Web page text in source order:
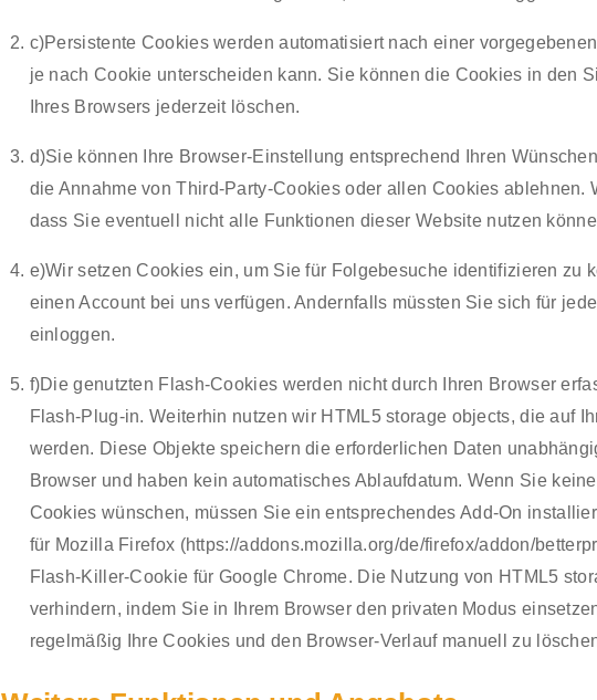
c)Persistente Cookies werden automatisiert nach einer
je nach Cookie unterscheiden kann. Sie können die Cookies in den
Ihres Browsers jederzeit löschen.
d)Sie können Ihre Browser-Einstellung entsprechend Ihren
die Annahme von Third-Party-Cookies oder allen Cookies ablehnen.
dass Sie eventuell nicht alle Funktionen dieser Website nutzen
e)Wir setzen Cookies ein, um Sie für Folgebesuche identifizieren zu
einen Account bei uns verfügen. Andernfalls müssten Sie sich für
einloggen.
f)Die genutzten Flash-Cookies werden nicht durch Ihren Browser
Flash-Plug-in. Weiterhin nutzen wir HTML5 storage objects, die auf
werden. Diese Objekte speichern die erforderlichen Daten
Browser und haben kein automatisches Ablaufdatum. Wenn Sie
Cookies wünschen, müssen Sie ein entsprechendes Add-On
für Mozilla Firefox (https://addons.mozilla.org/de/firefox/addon/
Flash-Killer-Cookie für Google Chrome. Die Nutzung von HTML5
verhindern, indem Sie in Ihrem Browser den privaten Modus
regelmäßig Ihre Cookies und den Browser-Verlauf manuell zu